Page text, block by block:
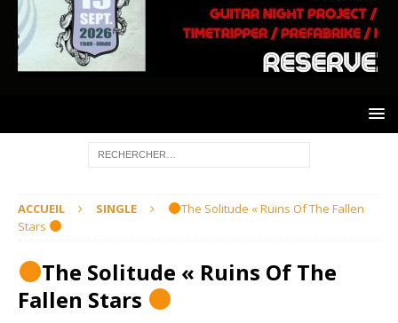
ACCUEIL SINGLE
The Solitude « Ruins Of The Fallen
Stars
The Solitude « Ruins Of The
Fallen Stars